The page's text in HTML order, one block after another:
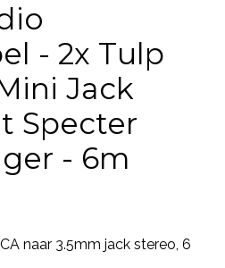
- 2x Tulp
Jack
Specter
- 6m
naar 3.5mm jack stereo, 6